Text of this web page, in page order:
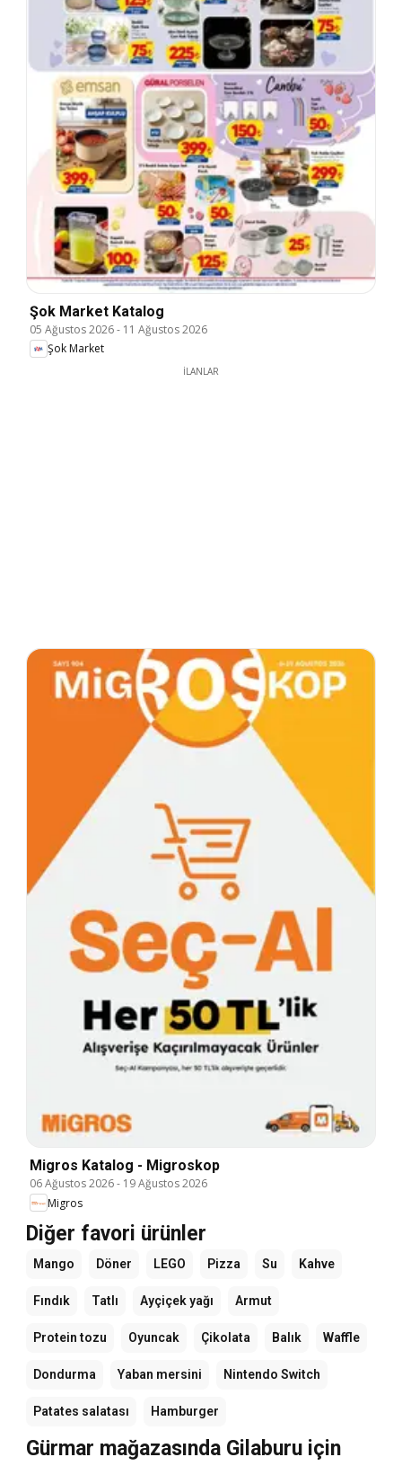
Şok Market Katalog
05 Ağustos 2026- 11 Ağustos 2026
Şok Market
İLANLAR
Migros Katalog - Migroskop
06 Ağustos 2026- 19 Ağustos 2026
Migros
Diğer favori ürünler
Mango Döner LEGO Pizza Su Kahve
Fındık Tatlı Ayçiçek yağı Armut
Protein tozu Oyuncak Çikolata Balık Waffle
Dondurma Yaban mersini Nintendo Switch
Patates salatası Hamburger
Gürmar mağazasında Gilaburu için